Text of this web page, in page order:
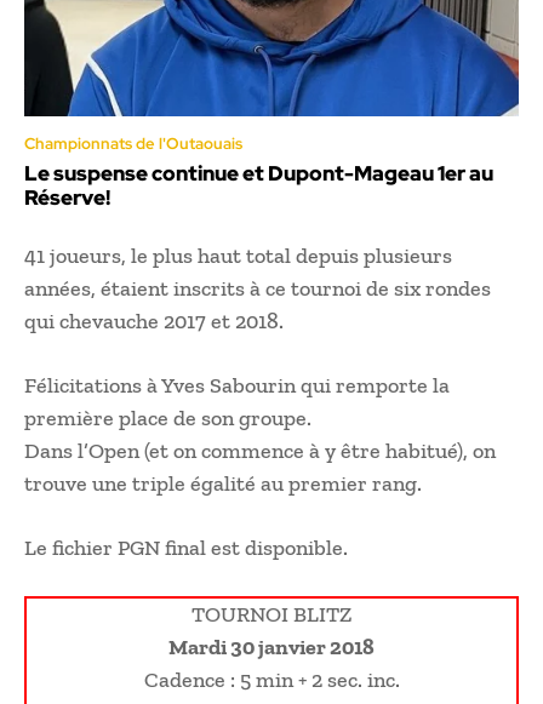
Championnats de l'Outaouais
Le suspense continue et Dupont-Mageau 1er au
Réserve!
41 joueurs, le plus haut total depuis plusieurs
années, étaient inscrits à ce tournoi de six rondes
qui chevauche 2017 et 2018.
Félicitations à Yves Sabourin qui remporte la
première place de son groupe.
Dans l’Open (et on commence à y être habitué), on
trouve une triple égalité au premier rang.
Le fichier PGN final est disponible.
TOURNOI BLITZ
Mardi 30 janvier 2018
Cadence : 5 min + 2 sec. inc.